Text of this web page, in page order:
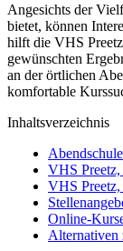
Angesichts der
bietet, können
hilft die VHS
gewünschten
an der örtlichen
komfortable
Inhaltsverzeichnis
VHS
VHS
Online-
Alternativen